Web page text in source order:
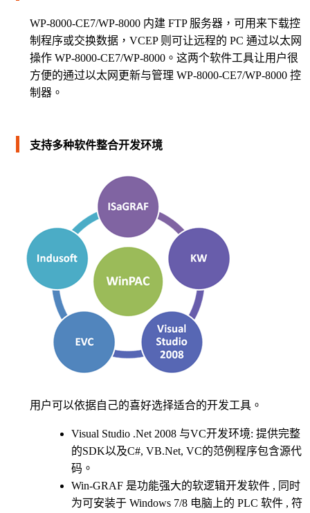
WP-8000-CE7/WP-8000 内建 FTP 服务器，可用来下载控
制程序或交换数据，VCEP 则可让远程的 PC 通过以太网
操作 WP-8000-CE7/WP-8000。这两个软件工具让用户很
方便的通过以太网更新与管理 WP-8000-CE7/WP-8000 控
制器。
支持多种软件整合开发环境
用户可以依据自己的喜好选择适合的开发工具。
Visual Studio .Net 2008 与VC开发环境: 提供完整
的SDK以及C#, VB.Net, VC的范例程序包含源代
码。
Win-GRAF 是功能强大的软逻辑开发软件 , 同时
为可安装于 Windows 7/8 电脑上的 PLC 软件 , 符